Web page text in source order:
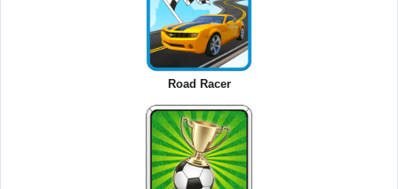
Road Racer